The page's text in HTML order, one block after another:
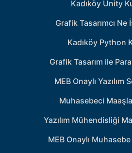
Kadıköy Unity
Grafik Tasarımcı Ne
Kadıköy Python
Grafik Tasarım ile
MEB Onaylı Yazılım
Muhasebeci
Yazılım Mühendisliği
MEB Onaylı